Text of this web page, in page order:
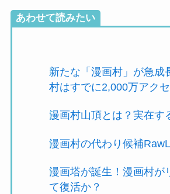
あわせて読みたい
新たな「漫画村」が急成
村はすでに2,000万アクセ
漫画村山頂とは？実在す
漫画村の代わり候補
漫画塔が誕生！漫画村が
て復活か？